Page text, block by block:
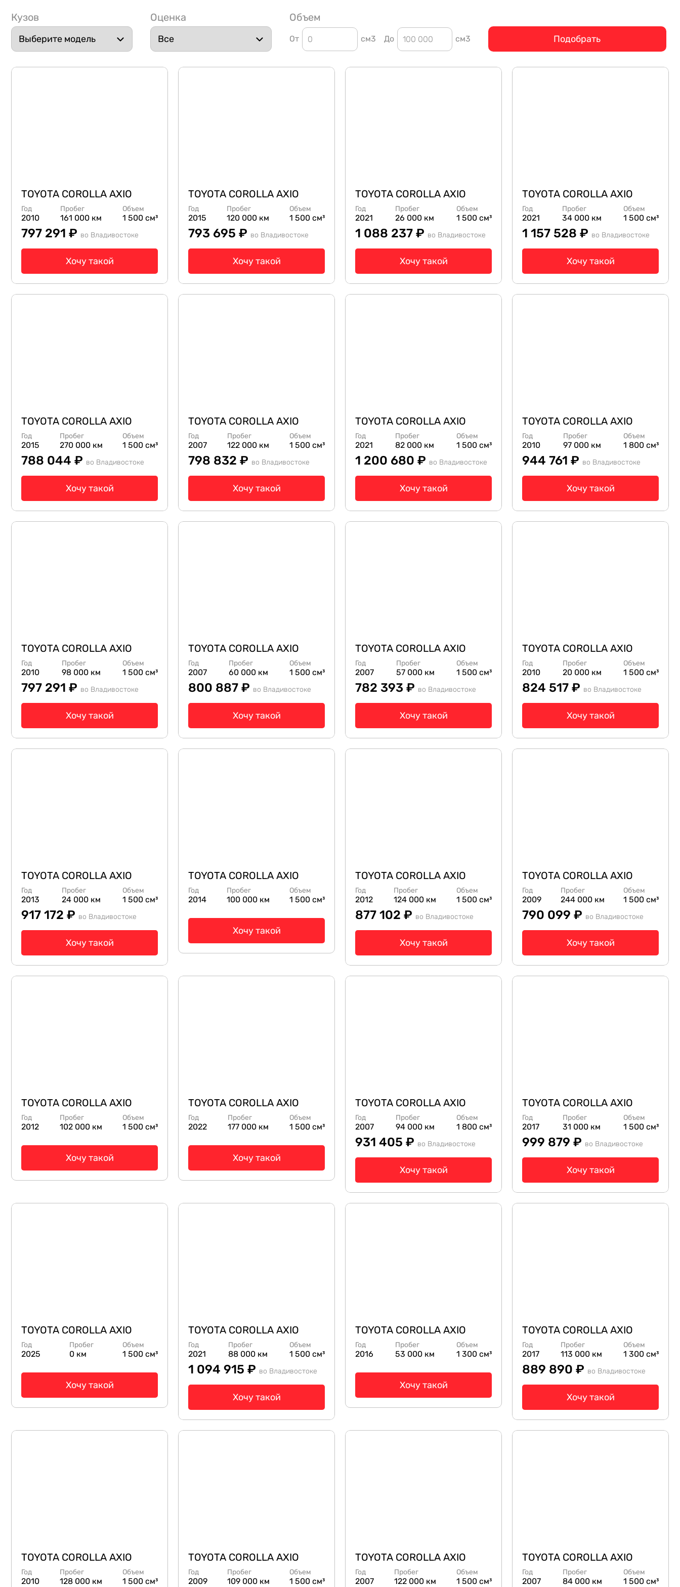
Кузов Оценка Объем
От см3 До см3 Подобрать
TOYOTA COROLLA AXIO
Год
2010
Пробег
161 000 км
Объем
1 500 см³
797 291 ₽ во Владивостоке
Хочу такой
TOYOTA COROLLA AXIO
Год
2015
Пробег
120 000 км
Объем
1 500 см³
793 695 ₽ во Владивостоке
Хочу такой
TOYOTA COROLLA AXIO
Год
2021
Пробег
26 000 км
Объем
1 500 см³
1 088 237 ₽ во Владивостоке
Хочу такой
TOYOTA COROLLA AXIO
Год
2021
Пробег
34 000 км
Объем
1 500 см³
1 157 528 ₽ во Владивостоке
Хочу такой
TOYOTA COROLLA AXIO
Год
2015
Пробег
270 000 км
Объем
1 500 см³
788 044 ₽ во Владивостоке
Хочу такой
TOYOTA COROLLA AXIO
Год
2007
Пробег
122 000 км
Объем
1 500 см³
798 832 ₽ во Владивостоке
Хочу такой
TOYOTA COROLLA AXIO
Год
2021
Пробег
82 000 км
Объем
1 500 см³
1 200 680 ₽ во Владивостоке
Хочу такой
TOYOTA COROLLA AXIO
Год
2010
Пробег
97 000 км
Объем
1 800 см³
944 761 ₽ во Владивостоке
Хочу такой
TOYOTA COROLLA AXIO
Год
2010
Пробег
98 000 км
Объем
1 500 см³
797 291 ₽ во Владивостоке
Хочу такой
TOYOTA COROLLA AXIO
Год
2007
Пробег
60 000 км
Объем
1 500 см³
800 887 ₽ во Владивостоке
Хочу такой
TOYOTA COROLLA AXIO
Год
2007
Пробег
57 000 км
Объем
1 500 см³
782 393 ₽ во Владивостоке
Хочу такой
TOYOTA COROLLA AXIO
Год
2010
Пробег
20 000 км
Объем
1 500 см³
824 517 ₽ во Владивостоке
Хочу такой
TOYOTA COROLLA AXIO
Год
2013
Пробег
24 000 км
Объем
1 500 см³
917 172 ₽ во Владивостоке
Хочу такой
TOYOTA COROLLA AXIO
Год
2014
Пробег
100 000 км
Объем
1 500 см³
Хочу такой
TOYOTA COROLLA AXIO
Год
2012
Пробег
124 000 км
Объем
1 500 см³
877 102 ₽ во Владивостоке
Хочу такой
TOYOTA COROLLA AXIO
Год
2009
Пробег
244 000 км
Объем
1 500 см³
790 099 ₽ во Владивостоке
Хочу такой
TOYOTA COROLLA AXIO
Год
2012
Пробег
102 000 км
Объем
1 500 см³
Хочу такой
TOYOTA COROLLA AXIO
Год
2022
Пробег
177 000 км
Объем
1 500 см³
Хочу такой
TOYOTA COROLLA AXIO
Год
2007
Пробег
94 000 км
Объем
1 800 см³
931 405 ₽ во Владивостоке
Хочу такой
TOYOTA COROLLA AXIO
Год
2017
Пробег
31 000 км
Объем
1 500 см³
999 879 ₽ во Владивостоке
Хочу такой
TOYOTA COROLLA AXIO
Год
2025
Пробег
0 км
Объем
1 500 см³
Хочу такой
TOYOTA COROLLA AXIO
Год
2021
Пробег
88 000 км
Объем
1 500 см³
1 094 915 ₽ во Владивостоке
Хочу такой
TOYOTA COROLLA AXIO
Год
2016
Пробег
53 000 км
Объем
1 300 см³
Хочу такой
TOYOTA COROLLA AXIO
Год
2017
Пробег
113 000 км
Объем
1 300 см³
889 890 ₽ во Владивостоке
Хочу такой
TOYOTA COROLLA AXIO
Год
2010
Пробег
128 000 км
Объем
1 500 см³
TOYOTA COROLLA AXIO
Год
2009
Пробег
109 000 км
Объем
1 500 см³
TOYOTA COROLLA AXIO
Год
2007
Пробег
122 000 км
Объем
1 500 см³
TOYOTA COROLLA AXIO
Год
2007
Пробег
84 000 км
Объем
1 500 см³